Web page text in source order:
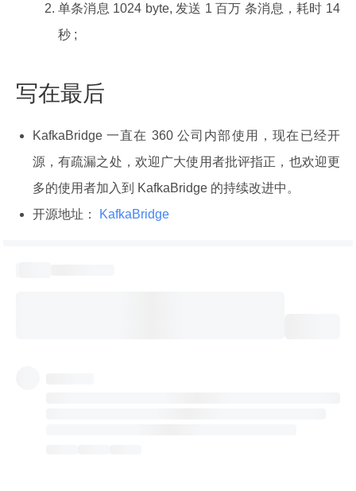
单条消息 1024 byte, 发送 1 百万 条消息，耗时 14
秒 ;
写在最后
KafkaBridge 一直在 360 公司内部使用，现在已经开
源，有疏漏之处，欢迎广大使用者批评指正，也欢迎更
多的使用者加入到 KafkaBridge 的持续改进中。
开源地址：
KafkaBridge